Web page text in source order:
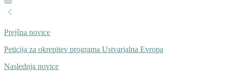
Prejšna novice
Peticija za okrepitev programa Ustvarjalna Evropa
Naslednja novice